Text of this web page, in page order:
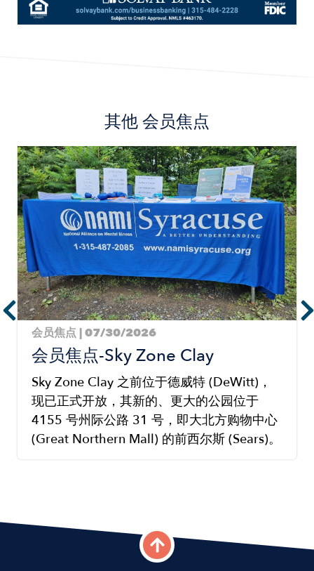
其他会员焦点
Image
会员焦点 | 07/30/2026
会员焦点-Sky Zone Clay
Sky Zone Clay 之前位于德威特 (DeWitt)，
现已正式开放，其新的、更大的公园位于
4155 号州际公路 31 号，即大北方购物中心
(Great Northern Mall) 的前西尔斯 (Sears)。